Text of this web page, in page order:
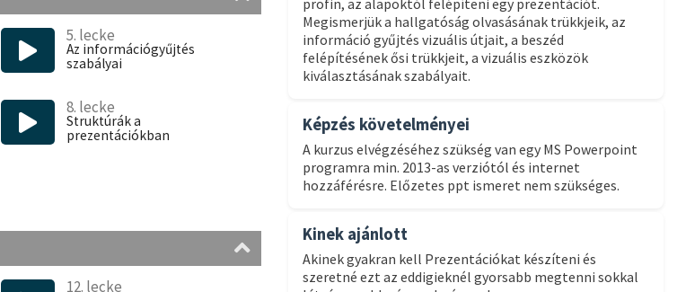
kapsz, melyekkel gyorsabban,
5. lecke
Az információgyűjtés
szabályai
8. lecke
Struktúrák a
prezentációkban
12. lecke
profin, az alapoktól felépíteni egy prezentációt.
Megismerjük a hallgatóság olvasásának trükkjeik, az
információ gyűjtés vizuális útjait, a beszéd
felépítésének ősi trükkjeit, a vizuális eszközök
kiválasztásának szabályait.
Képzés követelményei
A kurzus elvégzéséhez szükség van egy MS Powerpoint
programra min. 2013-as verziótól és internet
hozzáférésre. Előzetes ppt ismeret nem szükséges.
Kinek ajánlott
Akinek gyakran kell Prezentációkat készíteni és
szeretné ezt az eddigieknél gyorsabb megtenni sokkal